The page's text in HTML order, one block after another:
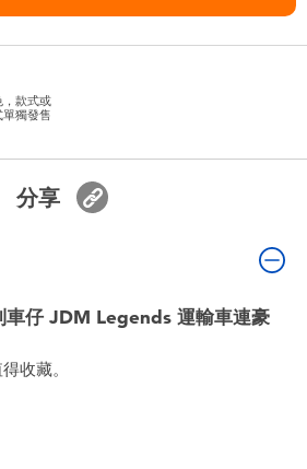
，款式或
單獨發售
分享
仔 JDM Legends 運輸車連豪
收藏。